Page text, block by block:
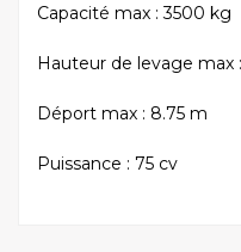
Capacité max : 3500 kg
Hauteur de levage max :
Déport max : 8.75 m
Puissance : 75 cv